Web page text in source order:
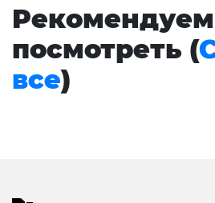
Рекомендуем
посмотреть (
все)